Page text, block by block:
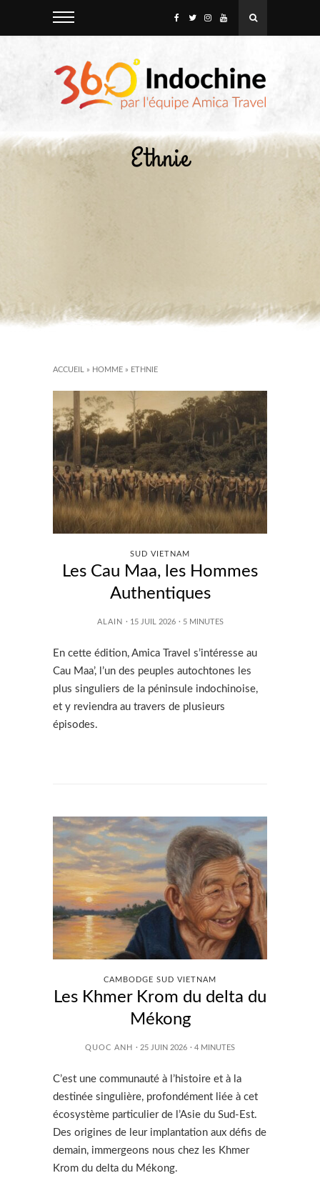
Ethnie
ACCUEIL » HOMME » ETHNIE
SUD VIETNAM
Les Cau Maa, les Hommes
Authentiques
ALAIN · 15 JUIL 2026 · 5 MINUTES
En cette édition, Amica Travel s’intéresse au
Cau Maa’, l’un des peuples autochtones les
plus singuliers de la péninsule indochinoise,
et y reviendra au travers de plusieurs
épisodes.
CAMBODGE SUD VIETNAM
Les Khmer Krom du delta du
Mékong
QUOC ANH · 25 JUIN 2026 · 4 MINUTES
C’est une communauté à l’histoire et à la
destinée singulière, profondément liée à cet
écosystème particulier de l’Asie du Sud-Est.
Des origines de leur implantation aux défis de
demain, immergeons nous chez les Khmer
Krom du delta du Mékong.